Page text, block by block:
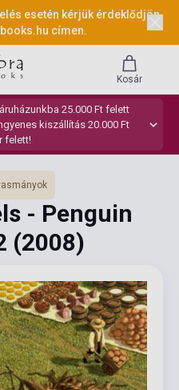
esetén kérjük érdeklődjön
címen.
25.000 Ft felett
kiszállítás 20.000 Ft
felett!
Kosár
- Penguin
(2008)